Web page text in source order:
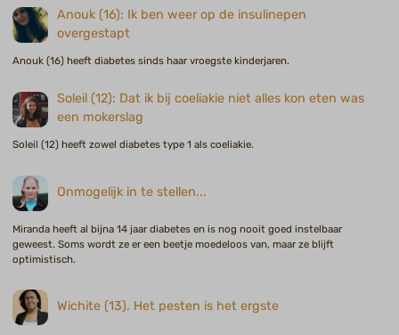
Anouk (16): Ik ben weer op de insulinepen
overgestapt
Anouk (16) heeft diabetes sinds haar vroegste kinderjaren.
Soleil (12): Dat ik bij coeliakie niet alles kon eten was
een mokerslag
Soleil (12) heeft zowel diabetes type 1 als coeliakie.
Onmogelijk in te stellen...
Miranda heeft al bijna 14 jaar diabetes en is nog nooit goed instelbaar
geweest. Soms wordt ze er een beetje moedeloos van, maar ze blijft
optimistisch.
Wichite (13). Het pesten is het ergste